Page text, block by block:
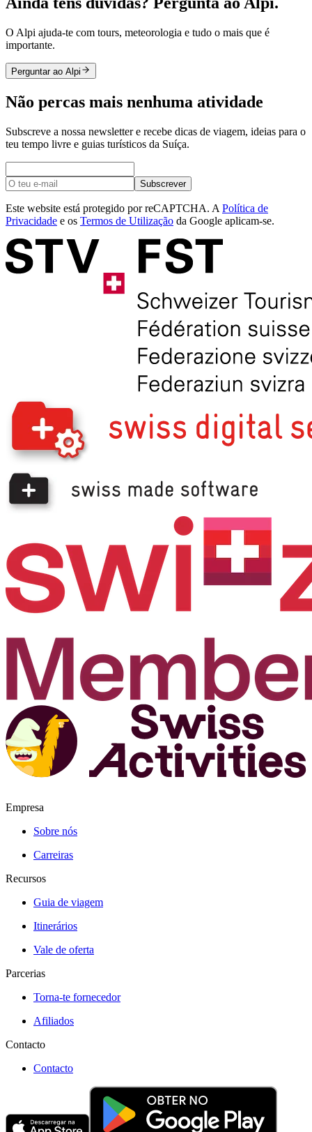
O Alpi ajuda-te com tours, meteorologia e tudo o mais que é
importante.
Perguntar ao Alpi
Não percas mais nenhuma atividade
Subscreve a nossa newsletter e recebe dicas de viagem, ideias para o
teu tempo livre e guias turísticos da Suíça.
Subscrever
Este website está protegido por reCAPTCHA. A Política de
Privacidade e os Termos de Utilização da Google aplicam-se.
Empresa
Sobre nós
Carreiras
Recursos
Guia de viagem
Itinerários
Vale de oferta
Parcerias
Torna-te fornecedor
Afiliados
Contacto
Contacto